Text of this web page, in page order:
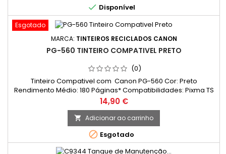
 Disponível
Esgotado
MARCA: TINTEIROS RECICLADOS CANON
PG-560 TINTEIRO COMPATIVEL PRETO
(0)
Tinteiro Compativel com Canon PG-560 Cor: Preto
Rendimento Médio: 180 Páginas* Compatibilidades: Pixma TS
5300; Pixma TS 5350; Pixma TS 5350a; Pixma TS 5350i; Pixma TS
5351; Pixma TS 5351a; Pixma TS 5351i; Pixma TS 5352; Pixma TS
5352a; Pixma TS 5353; Pixma TS 5353a; Pixma TS 5355; Pixma
TS 5355a; Pixma TS 5400; Pixma TS 5450; Pixma TS 5451; Pixma
TS...
Preço
14,90 €
 Adicionar ao carrinho
 Esgotado